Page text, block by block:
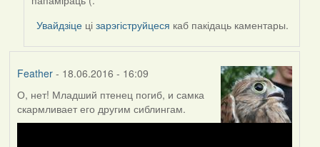
Увайдзіце цізарэгіструйцеся каб пакідаць каментары.
Feather- 18.06.2016 - 16:09
О, нет! Младший птенец погиб, и самка
скармливает его другим сиблингам.